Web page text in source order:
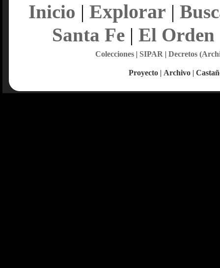
Inicio | Explorar |
Santa Fe| El Orden
Colecciones| SIPAR | Decretos
Proyecto | Archivo |